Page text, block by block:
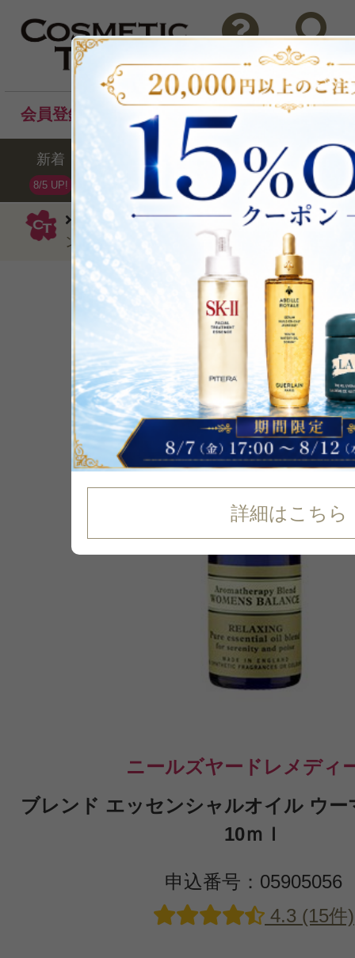
ニールズヤードレメディーズ
アロマ・
ンド エッセンシャルオイル ウーマンズバラ
問い合わせ 検索
会員登録後のお買い物でポイントプレゼント！
新着
8/5 UP!
セール ランキング ブ
詳細はこちら
穏やかでくつろいだ
ニールズヤードレメディ
ブレンド エッセンシャルオイル ウ
10ｍｌ
申込番号：05905056
4.3 (15件)